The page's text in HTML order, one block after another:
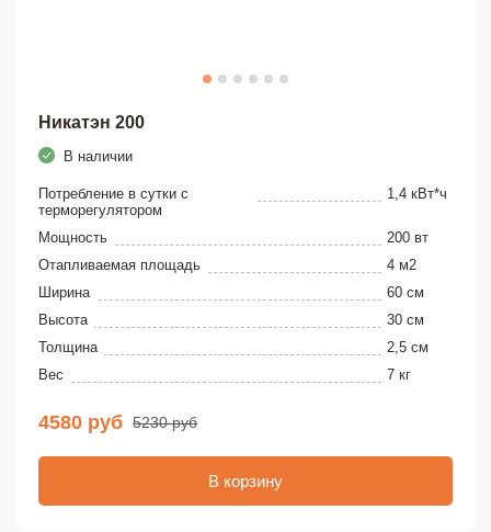
Никатэн 200
В наличии
Потребление в сутки с
терморегулятором
1,4 кВт*ч
Мощность
200 вт
Отапливаемая площадь
4 м2
Ширина
60 см
Высота
30 см
Толщина
2,5 см
Вес
7 кг
4580 руб 5230 руб
В корзину